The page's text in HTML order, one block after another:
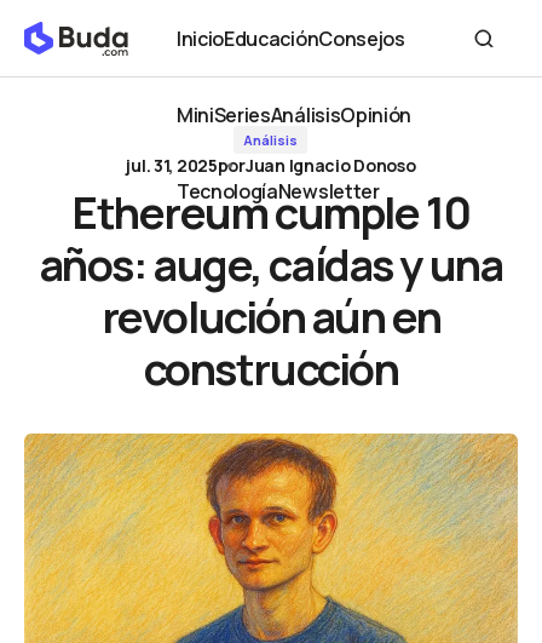
Inicio
Inicio
Educación
Educación
Consejos
Consejos
MiniSeries
MiniSeries
Análisis
Análisis
Opinión
Tecnología
Tecnología
Newsletter
Newsletter
Ethereum cumple 10 años: auge, caídas y una revolución aún en
construcción
Análisis
jul. 31, 2025porJuan Ignacio Donoso
Ethereum cumple 10
años: auge, caídas y una
revolución aún en
construcción